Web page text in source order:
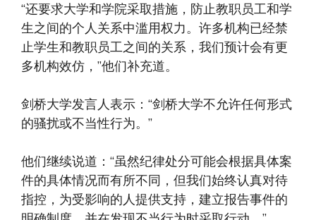
“还要求大学和学院采取措施，防止教职员工和学
生之间的个人关系中滥用权力。许多机构已经禁
止学生和教职员工之间的关系，我们预计会有更
多机构效仿，”他们补充道。
剑桥大学发言人表示：“剑桥大学不允许任何形式
的骚扰或​​不当性行为。”
他们继续说道：“虽然纪律处分可能会根据具体案
件的具体情况而有所不同，但我们始终认真对待
指控，为受影响的人提供支持，建立报告事件的